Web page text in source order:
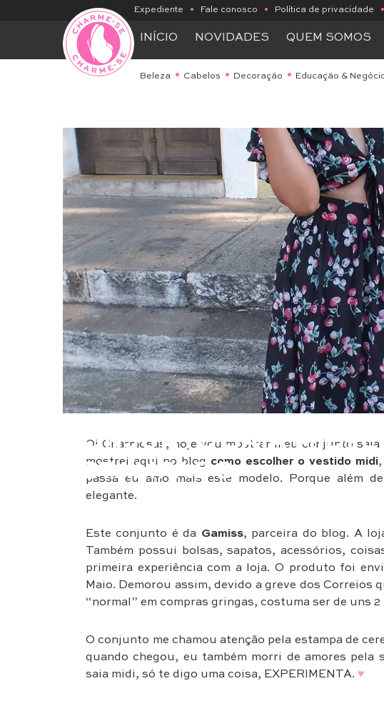
Expediente • Fale conosco • Política de privacidade •
INÍCIO NOVIDADES QUEM SOMOS
Beleza Cabelos Decoração Educação &
CONJUNTO SAIA MIDI
ESTAMPADO
Oi Charmosas, hoje vou mostrar meu conjunto
mostrei aqui no blog como escolher o vestido midi
passa eu amo mais este modelo. Porque além
elegante.
Este conjunto é da Gamiss, parceira do blog. A
Também possui bolsas, sapatos, acessórios,
primeira experiência com a loja. O produto foi
Maio. Demorou assim, devido a greve dos Correios
“normal” em compras gringas, costuma ser de uns 2
O conjunto me chamou atenção pela estampa de
quando chegou, eu também morri de amores pela
saia midi, só te digo uma coisa, EXPERIMENTA. ♥